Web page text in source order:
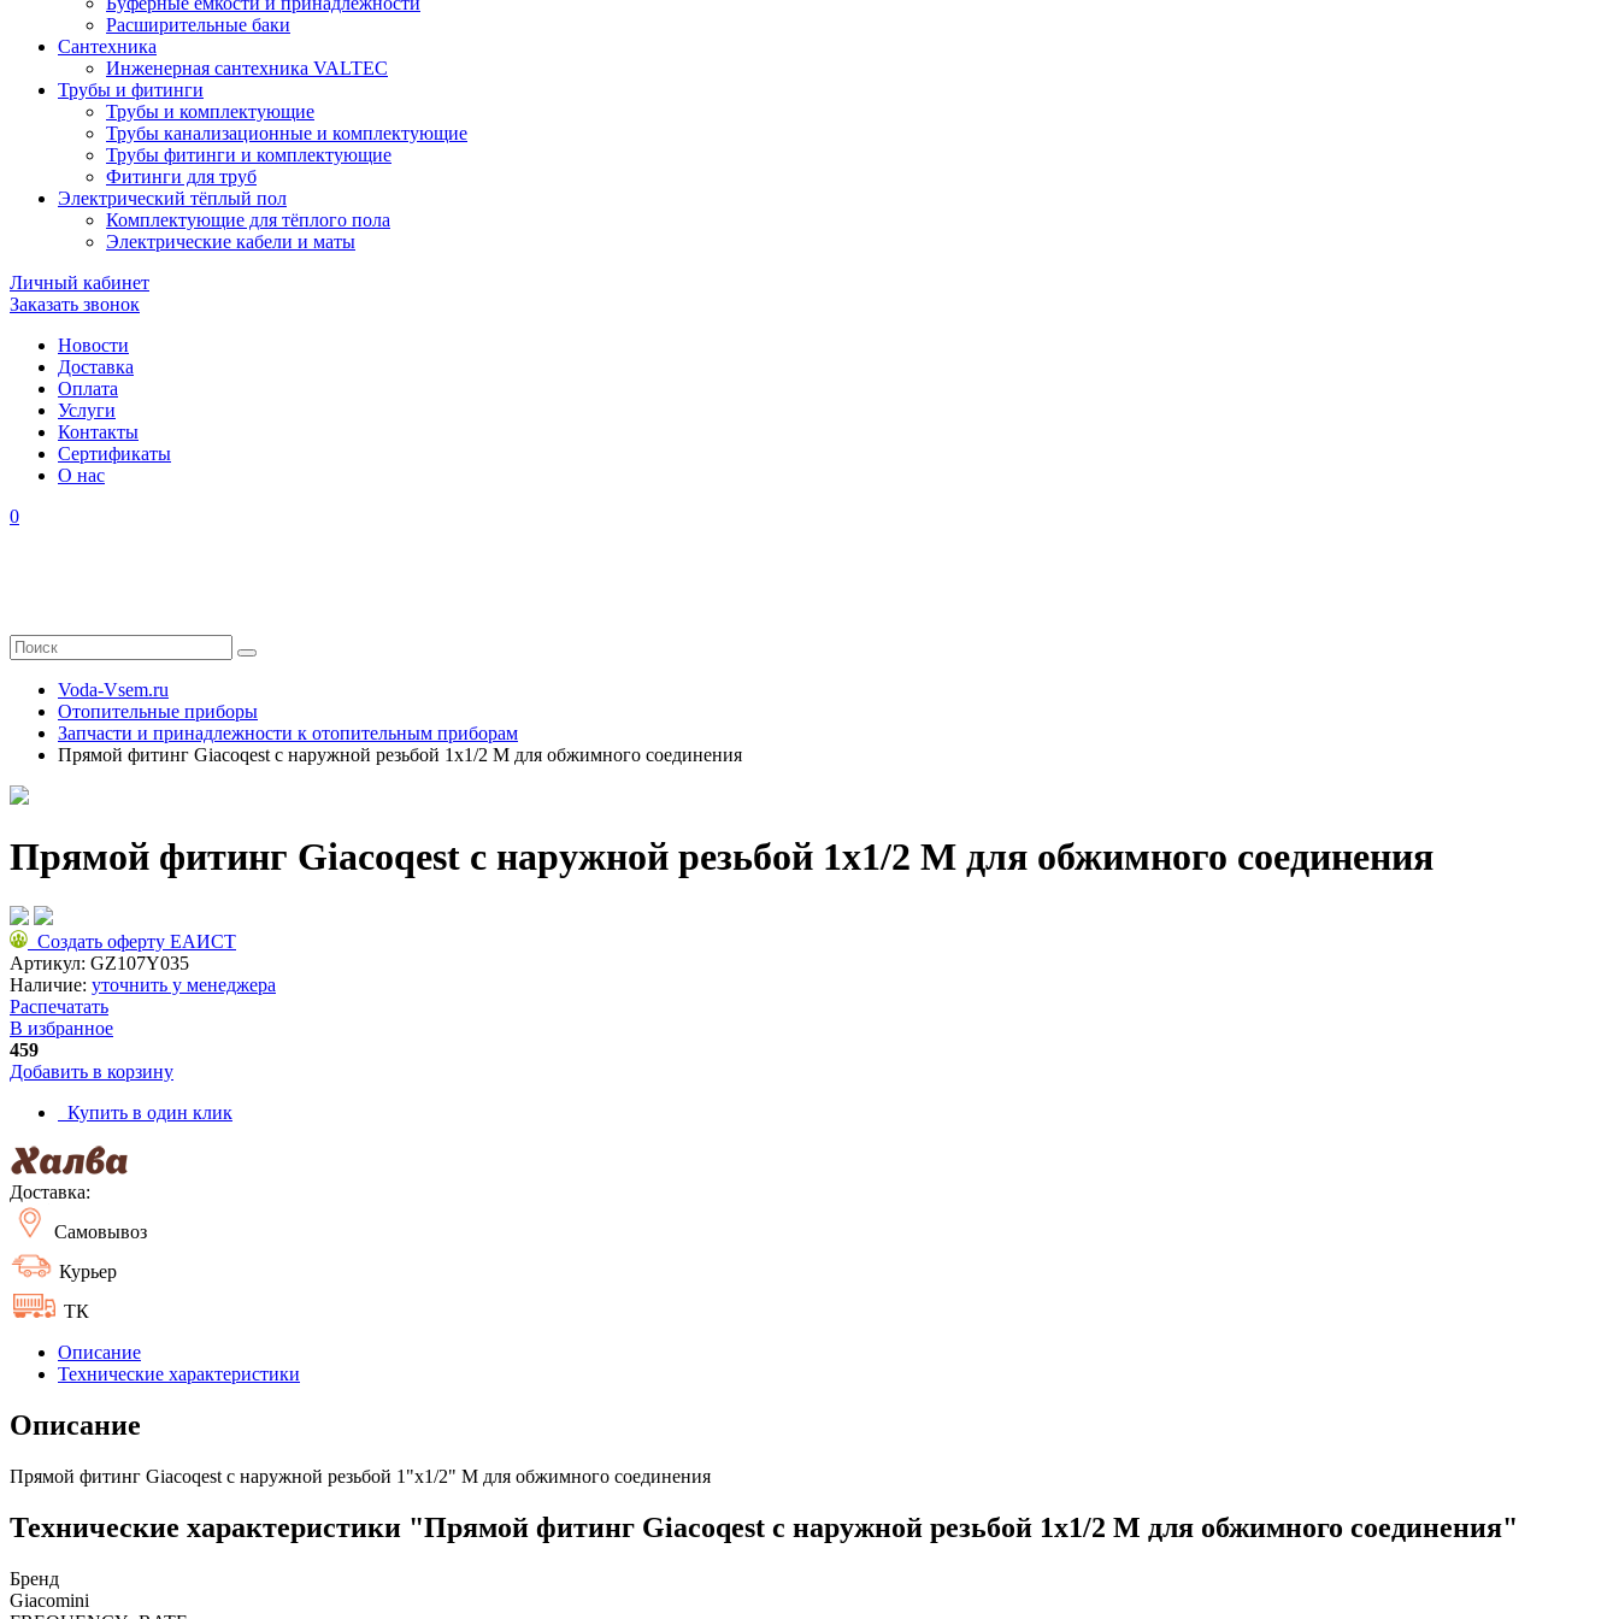
Расширительные баки
Сантехника
Инженерная сантехника VALTEC
Трубы и фитинги
Трубы и комплектующие
Трубы канализационные и комплектующие
Трубы фитинги и комплектующие
Фитинги для труб
Электрический тёплый пол
Комплектующие для тёплого пола
Электрические кабели и маты
Личный кабинет
Заказать звонок
Новости
Доставка
Оплата
Услуги
Контакты
Cертификаты
О нас
0
Voda-Vsem.ru
Отопительные приборы
Запчасти и принадлежности к отопительным приборам
Прямой фитинг Giacoqest с наружной резьбой 1x1/2 M для обжимного соединения
Прямой фитинг Giacoqest с наружной резьбой 1x1/2 M для обжимного соединения
Создать оферту ЕАИСТ
Артикул: GZ107Y035
Наличие: уточнить у менеджера
Распечатать
В избранное
459
Добавить в корзину
Купить в один клик
Доставка:
Самовывоз
Курьер
ТК
Описание
Технические характеристики
Описание
Прямой фитинг Giacoqest с наружной резьбой 1"x1/2" M для обжимного соединения
Технические характеристики "Прямой фитинг Giacoqest с наружной резьбой 1x1/2 M для обжимного соединения"
Бренд
Giacomini